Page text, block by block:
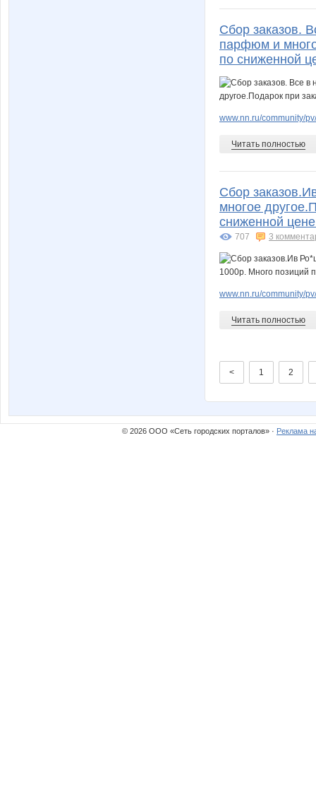
Сбор заказов.
парфюм и
по сниженной
www.nn.ru/community/
Читать полностью
Сбор
многое
сниженной
707 3
www.nn.ru/community/
Читать полностью
< 1 2
© 2026 ООО «Сеть городских порталов» · Реклама